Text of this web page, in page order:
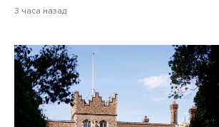
3 часа назад